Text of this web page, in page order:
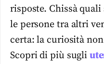
risposte. Chissà
le persone tra altri
certa: la curiosità
Scopri di più sugli